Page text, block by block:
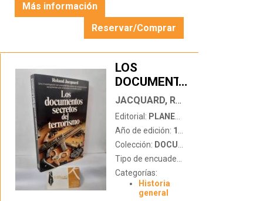
Más información
Reservar/Comprar
LOS
DOCUMENTOS
SECRETOS
DEL
TERRORISMO
…
JACQUARD, ROLAND
Editorial: PLANETA
Año de edición: 1986
Colección: DOCUMENTO
Tipo de encuadernación:
Categorías:
Historia
general